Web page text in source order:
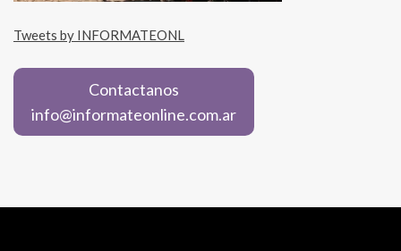
Tweets by INFORMATEONL
Contactanos
info@informateonline.com.ar